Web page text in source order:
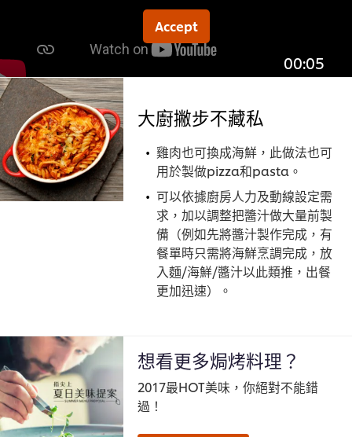
Accept
00:05
大廚撇步不藏私
雞肉也可換成海鮮，此做法也可
用於製做pizza和pasta。
可以依據廚房人力及動線設定需
求，加以調整把醬汁做大量前製
備（例如先將醬汁製作完成，有
餐單時只需將海鮮烹調完成，放
入麵/海鮮/醬汁以此類推，出餐
更加迅速）。
想看更多焗烤料理？
2017最HOT美味，你絕對不能錯
過！